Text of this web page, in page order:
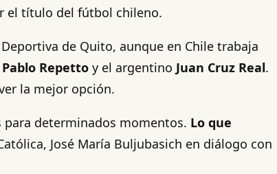
el título del fútbol chileno.
de Quito, aunque en Chile trabaja
Pablo Repetto y el argentino Juan Cruz Real.
la mejor opción.
determinados momentos. Lo que
José María Buljubasich en diálogo con